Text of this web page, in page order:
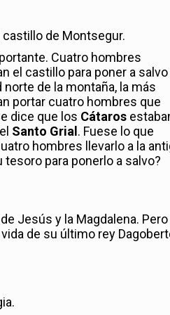
castillo de Montsegur.
Cuatro hombres
el castillo para poner a salvo
de la montaña, la más
portar cuatro hombres que
dice que los Cátaros
Santo Grial . Fuese lo que
hombres llevarlo a la
tesoro para ponerlo a salvo?
Jesús y la Magdalena. Pero
de su último rey